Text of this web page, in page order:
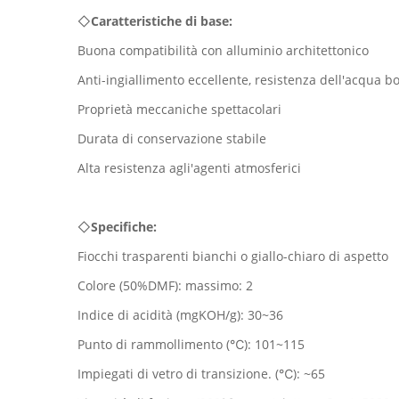
◇Caratteristiche di base:
Buona compatibilità con alluminio architettonico
Anti-ingiallimento eccellente, resistenza dell'acqua
Proprietà meccaniche spettacolari
Durata di conservazione stabile
Alta resistenza agli'agenti atmosferici
◇Specifiche:
Fiocchi trasparenti bianchi o giallo-chiaro di aspetto
Colore (50%DMF): massimo: 2
Indice di acidità (mgKOH/g): 30~36
Punto di rammollimento (℃): 101~115
Impiegati di vetro di transizione. (℃): ~65